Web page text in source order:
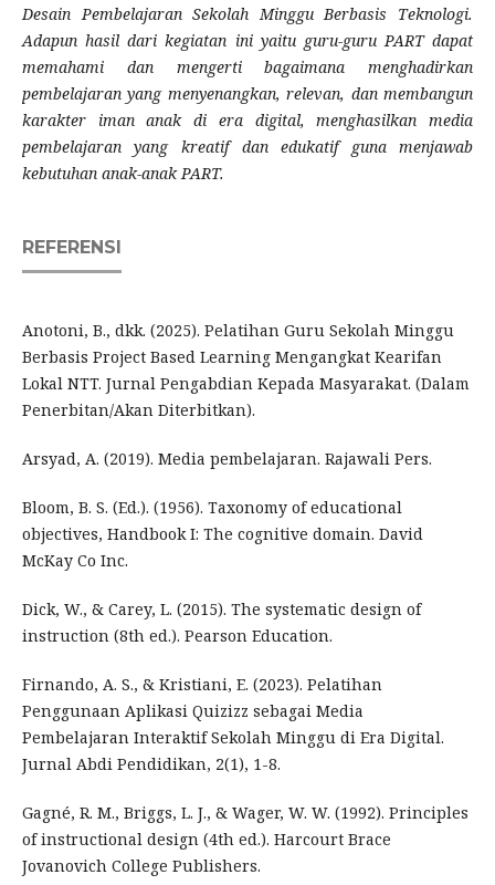
Desain Pembelajaran Sekolah Minggu Berbasis Teknologi.
Adapun hasil dari kegiatan ini yaitu guru-guru PART dapat
memahami dan mengerti bagaimanamenghadirkan
pembelajaran yang menyenangkan, relevan, dan membangun
karakter iman anak di era digital, menghasilkan media
pembelajaran yang kreatif dan edukatif guna menjawab
kebutuhan anak-anak PART.
REFERENSI
Anotoni, B., dkk. (2025). Pelatihan Guru Sekolah Minggu
Berbasis Project Based Learning Mengangkat Kearifan
Lokal NTT. Jurnal Pengabdian Kepada Masyarakat. (Dalam
Penerbitan/Akan Diterbitkan).
Arsyad, A. (2019). Media pembelajaran. Rajawali Pers.
Bloom, B. S. (Ed.). (1956). Taxonomy of educational
objectives, Handbook I: The cognitive domain. David
McKay Co Inc.
Dick, W., & Carey, L. (2015). The systematic design of
instruction (8th ed.). Pearson Education.
Firnando, A. S., & Kristiani, E. (2023). Pelatihan
Penggunaan Aplikasi Quizizz sebagai Media
Pembelajaran Interaktif Sekolah Minggu di Era Digital.
Jurnal Abdi Pendidikan, 2(1), 1-8.
Gagné, R. M., Briggs, L. J., & Wager, W. W. (1992). Principles
of instructional design (4th ed.). Harcourt Brace
Jovanovich College Publishers.